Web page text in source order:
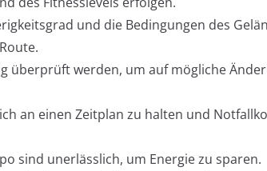
und die Bedingungen des
überprüft werden, um auf mögliche
an einen Zeitplan zu halten und
sind unerlässlich, um Energie zu sparen.